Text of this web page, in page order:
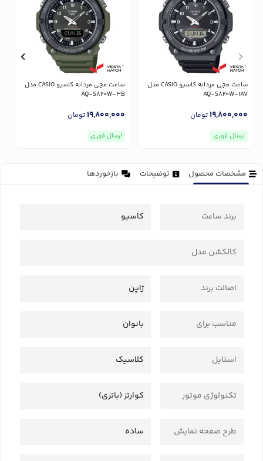
ساعت مچی مردانه کاسیو CASIO مدل
AQ-S820W-1AV
19,800,000تومان
ارسال فوری
ساعت مچی مردانه کاسیو CASIO مدل
AQ-S820W-3B
19,800,000تومان
ارسال فوری
مشخصات محصول توضیحات بازخوردها
برند ساعت کاسیو
کالکشن مدل
اصالت برند ژاپن
مناسب برای بانوان
استایل کلاسیک
تکنولوژی موتور کوارتز (باتری)
طرح صفحه نمایش ساده